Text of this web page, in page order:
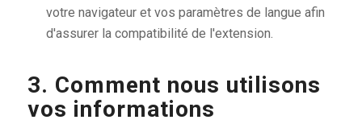
votre navigateur et vos paramètres de langue afin
d'assurer la compatibilité de l'extension.
3. Comment nous utilisons
vos informations